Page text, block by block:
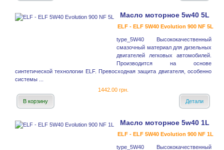
Масло моторное 5w40 5L
ELF - ELF 5W40 Evolution 900 NF 5L
type_5W40 Высококачественный
смазочный материал для дизельных
двигателей легковых автомобилей.
Производится на основе
синтетической технологии ELF. Превосходная защита двигателя, особенно
системы ...
1442.00 грн.
В корзину
Детали
Масло моторное 5w40 1L
ELF - ELF 5W40 Evolution 900 NF 1L
type_5W40 Высококачественный